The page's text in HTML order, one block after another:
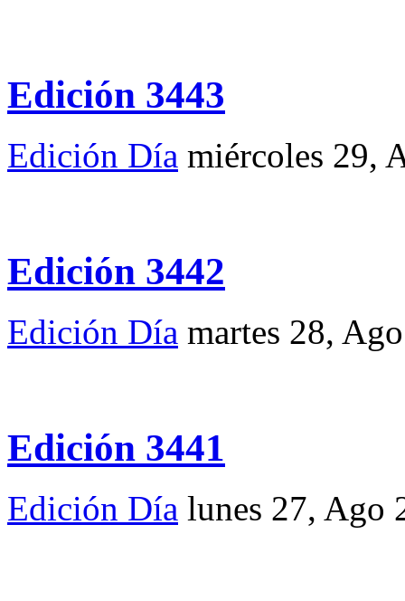
Edición 3443
Edición Día miércoles 29,
Edición 3442
Edición Día martes 28,
Edición 3441
Edición Día lunes 27, Ago